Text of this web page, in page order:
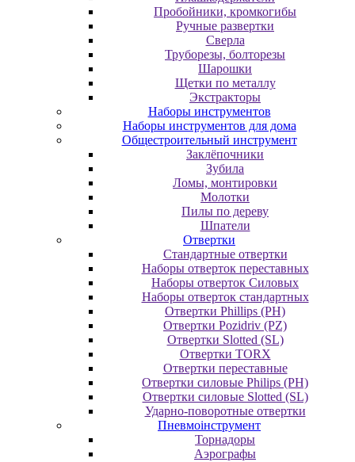
Пробойники, кромкогибы
Ручные развертки
Сверла
Труборезы, болторезы
Шарошки
Щетки по металлу
Экcтpaктopы
Наборы инструментов
Наборы инструментов для дома
Общестроительный инструмент
Заклёпочники
Зубила
Ломы, монтировки
Молотки
Пилы по дереву
Шпатели
Отвертки
Cтандартные отвертки
Наборы отверток переставных
Наборы отверток Силовых
Наборы отверток стандартных
Отвертки Phillips (PH)
Отвертки Pozidriv (PZ)
Отвертки Slotted (SL)
Отвертки TORX
Отвертки переставные
Отвертки силовые Philips (PH)
Отвертки силовые Slotted (SL)
Ударно-поворотные отвертки
Пневмоінструмент
Topнaдopы
Аэрографы